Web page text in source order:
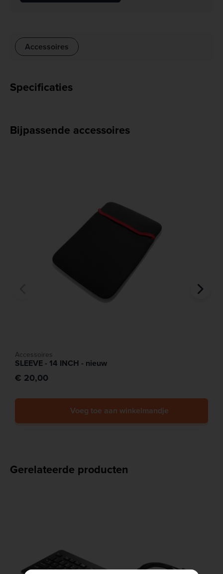
Accessoires
Specificaties
Bijpassende accessoires
Accessoires
SLEEVE - 14 INCH - nieuw
€ 20,00
Voeg toe aan winkelmandje
Gerelateerde producten